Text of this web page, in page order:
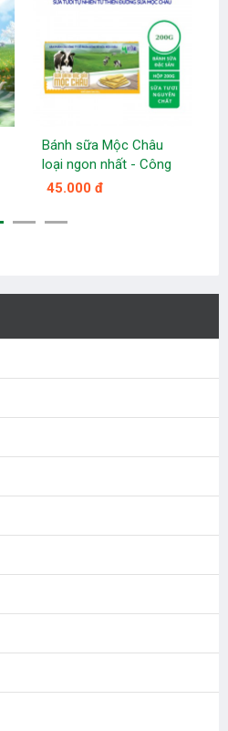
Bánh sữa Mộc Châu
loại ngon nhất - Công
ty sữa Mộc Châu
45.000 đ